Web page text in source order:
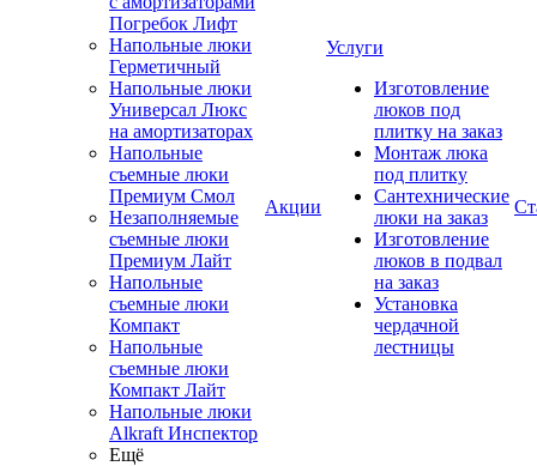
Погребок Лифт
Напольные люки
Герметичный
Напольные люки
Универсал Люкс
на амортизаторах
Напольные
съемные люки
Премиум Смол
Незаполняемые
съемные люки
Премиум Лайт
Напольные
съемные люки
Компакт
Напольные
съемные люки
Компакт Лайт
Напольные люки
Alkraft Инспектор
Ещё
Акции
Услуги
Изготовление
люков под
плитку на заказ
Монтаж люка
под плитку
Сантехнические
люки на заказ
Изготовление
люков в подвал
на заказ
Установка
чердачной
лестницы